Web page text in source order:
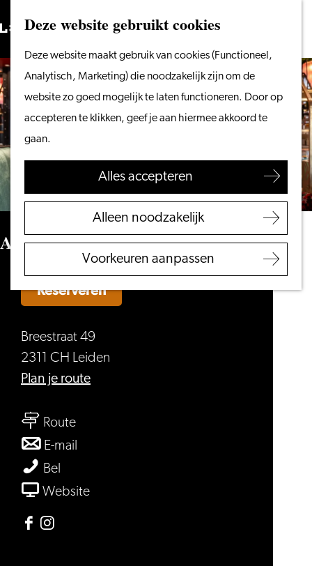
Deze website gebruikt cookies
Deze website maakt gebruik van cookies (Functioneel,
Analytisch, Marketing) die noodzakelijk zijn om de
website zo goed mogelijk te laten functioneren. Door op
accepteren te klikken, geef je aan hiermee akkoord te
gaan.
Alles accepteren
Alleen noodzakelijk
Voorkeuren aanpassen
Ga
naar
de
homepage
Menu
ZoekenVanaf het water
wandelen
Winkelen
Eten & drinken
Met kinderen
VVV Leiden
Bereikbaarheid
Regio Leiden
Zoeken
Aperitivo
Breestraat 49
2311 CH Leiden
Plan je routenaar
Routenaar
Aperitivo
E-mail
Bel
Websitevan
Facebook
Instagram
Reserveren